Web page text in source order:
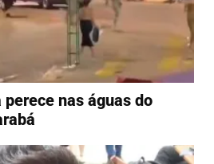
nas águas do